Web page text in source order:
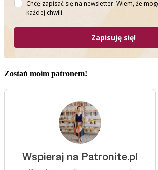
Chcę zapisać się na newsletter. Wiem, że
każdej chwili.
Zapisuję się!
Zostań moim patronem!